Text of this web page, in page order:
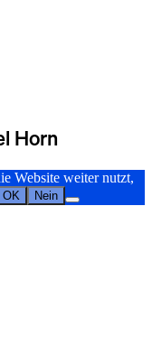
Horn
Website weiter nutzt,
OK Nein